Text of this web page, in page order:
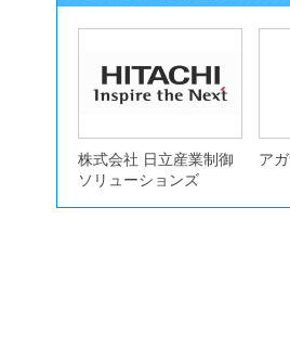
株式会社 日立産業制御
ソリューションズ
ア